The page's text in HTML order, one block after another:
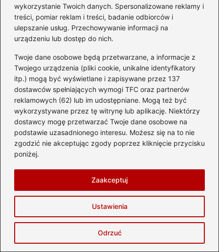
wykorzystanie Twoich danych. Spersonalizowane reklamy i
treści, pomiar reklam i treści, badanie odbiorców i
ulepszanie usług. Przechowywanie informacji na
urządzeniu lub dostęp do nich.
Twoje dane osobowe będą przetwarzane, a informacje z
Twojego urządzenia (pliki cookie, unikalne identyfikatory
itp.) mogą być wyświetlane i zapisywane przez 137
dostawców spełniających wymogi TFC oraz partnerów
reklamowych (62) lub im udostępniane. Mogą też być
wykorzystywane przez tę witrynę lub aplikację. Niektórzy
dostawcy mogę przetwarzać Twoje dane osobowe na
podstawie uzasadnionego interesu. Możesz się na to nie
zgodzić nie akceptując zgody poprzez kliknięcie przycisku
poniżej.
Ustawienia
Odrzuć
Zaakceptuj
Poczytaj więcej
Odkryj niezapomniane atrakcje w
Małopolsce, które musisz zobaczyć